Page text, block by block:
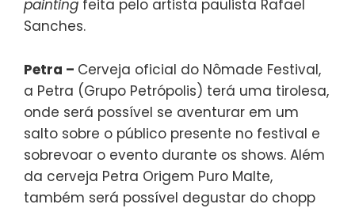
painting feita pelo artista paulista Rafael
Sanches.
Petra – Cerveja oficial do Nômade Festival,
a Petra (Grupo Petrópolis) terá uma tirolesa,
onde será possível se aventurar em um
salto sobre o público presente no festival e
sobrevoar o evento durante os shows. Além
da cerveja Petra Origem Puro Malte,
também será possível degustar do chopp